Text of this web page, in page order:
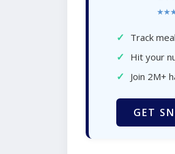
✓ Track
✓ Hit your
✓ Join 2M+
GET